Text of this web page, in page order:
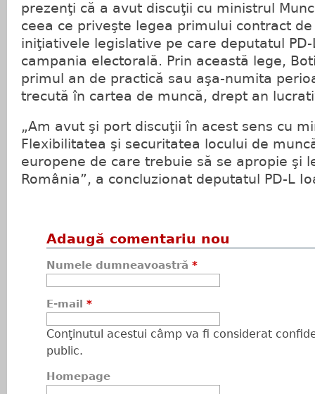
prezenţi că a avut discuţii cu ministrul
ceea ce priveşte legea primului contract
iniţiativele legislative pe care deputatul
campania electorală. Prin această lege,
primul an de practică sau aşa-numita
trecută în cartea de muncă, drept an
„Am avut şi port discuţii în acest sens cu
Flexibilitatea şi securitatea locului de
europene de care trebuie să se apropie şi
România”, a concluzionat deputatul PD-L
Adaugă comentariu nou
Numele dumneavoastră *
E-mail *
Conţinutul acestui câmp va fi considerat
public.
Homepage